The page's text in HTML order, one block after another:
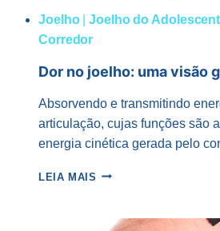
Joelho|Joelho do
Corredor
Dor no joelho: uma visão
Absorvendo e transmitindo
articulação, cujas funções são
energia cinética gerada pelo
LEIA MAIS DOR
UMA